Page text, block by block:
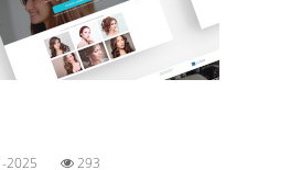
2025 293